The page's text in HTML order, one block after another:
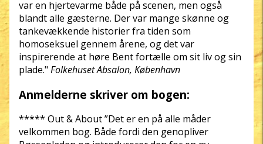
var en hjertevarme både på scenen, men også
blandt alle gæsterne. Der var mange skønne og
tankevækkende historier fra tiden som
homoseksuel gennem årene, og det var
inspirerende at høre Bent fortælle om sit liv og sin
plade." Folkehuset Absalon, København
Anmelderne skriver om bogen:
***** Out & About ”Det er en på alle måder
velkommen bog. Både fordi den genopliver